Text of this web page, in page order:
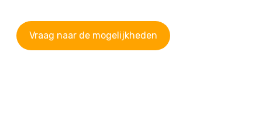
Vraag naar de mogelijkheden